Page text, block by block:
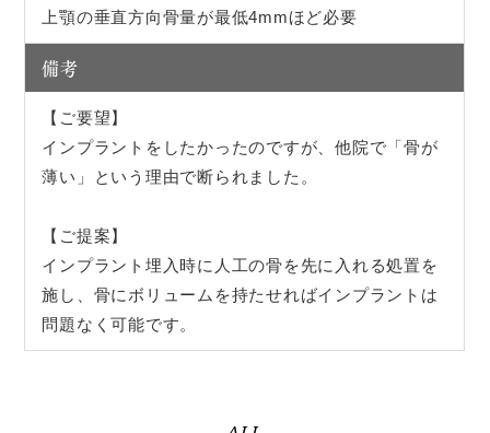
上顎の垂直方向骨量が最低4mmほど必要
備考
【ご要望】
インプラントをしたかったのですが、他院で「骨が
薄い」という理由で断られました。
【ご提案】
インプラント埋入時に人工の骨を先に入れる処置を
施し、骨にボリュームを持たせればインプラントは
問題なく可能です。